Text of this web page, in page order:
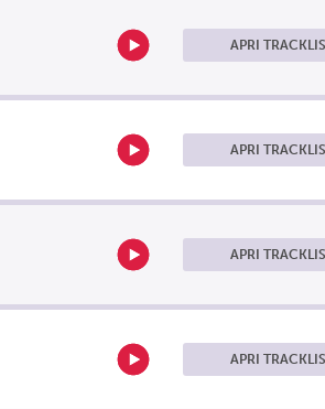
APRI
APRI
APRI
APRI